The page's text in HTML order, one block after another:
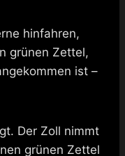
hinfahren,
grünen Zettel,
ist –
Der Zoll nimmt
grünen Zettel